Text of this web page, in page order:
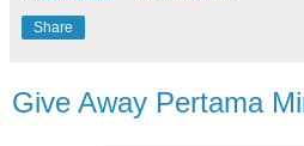
Share
Give Away Pertama